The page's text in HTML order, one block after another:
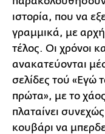
ιστορία, που να
γραμμικά, με
τέλος. Οι χρόνοι
ανακατεύονται
σελίδες τού «Εγώ
πρώτα», με το
πλαταίνει
κουβάρι να